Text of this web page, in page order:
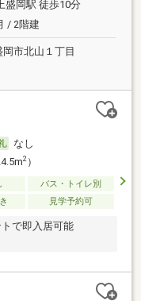
盛岡駅 徒歩10分
/ 2階建
市北山１丁目
なし
2）
バス・トイレ別
見学予約可
で即入居可能